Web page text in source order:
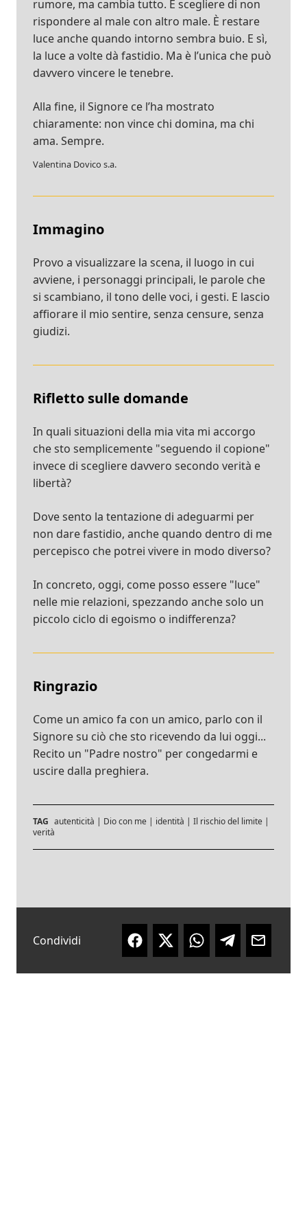
rumore, ma cambia tutto. È scegliere di non
rispondere al male con altro male. È restare
luce anche quando intorno sembra buio. E sì,
la luce a volte dà fastidio. Ma è l’unica che può
davvero vincere le tenebre.
Alla fine, il Signore ce l’ha mostrato
chiaramente: non vince chi domina, ma chi
ama. Sempre.
Valentina Dovico s.a.
Immagino
Provo a visualizzare la scena, il luogo in cui
avviene, i personaggi principali, le parole che
si scambiano, il tono delle voci, i gesti. E lascio
affiorare il mio sentire, senza censure, senza
giudizi.
Rifletto sulle domande
In quali situazioni della mia vita mi accorgo
che sto semplicemente "seguendo il copione"
invece di scegliere davvero secondo verità e
libertà?
Dove sento la tentazione di adeguarmi per
non dare fastidio, anche quando dentro di me
percepisco che potrei vivere in modo diverso?
In concreto, oggi, come posso essere "luce"
nelle mie relazioni, spezzando anche solo un
piccolo ciclo di egoismo o indifferenza?
Ringrazio
Come un amico fa con un amico, parlo con il
Signore su ciò che sto ricevendo da lui oggi...
Recito un "Padre nostro" per congedarmi e
uscire dalla preghiera.
TAG autenticità | Dio con me | identità | Il rischio del limite |
verità
Condividi